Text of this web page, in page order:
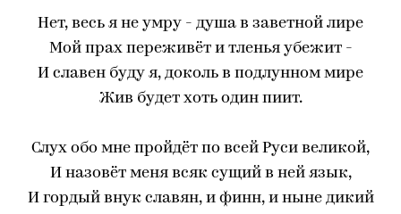
Нет, весь я не умру - душа в заветной лире
Мой прах переживёт и тлeнья убежит -
И славен буду я, доколь в подлунном мире
Жив будет хоть один пиит.
Слух обо мне пройдёт по всей Руси великой,
И назовёт меня всяк сущий в ней язык,
И гордый внук славян, и финн, и ныне дикий